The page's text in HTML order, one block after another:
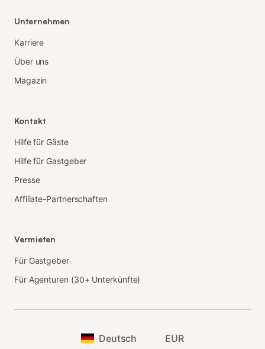
Unternehmen
Karriere
Über uns
Magazin
Kontakt
Hilfe für Gäste
Hilfe für Gastgeber
Presse
Affiliate-Partnerschaften
Vermieten
Für Gastgeber
Für Agenturen (30+ Unterkünfte)
Deutsch EUR